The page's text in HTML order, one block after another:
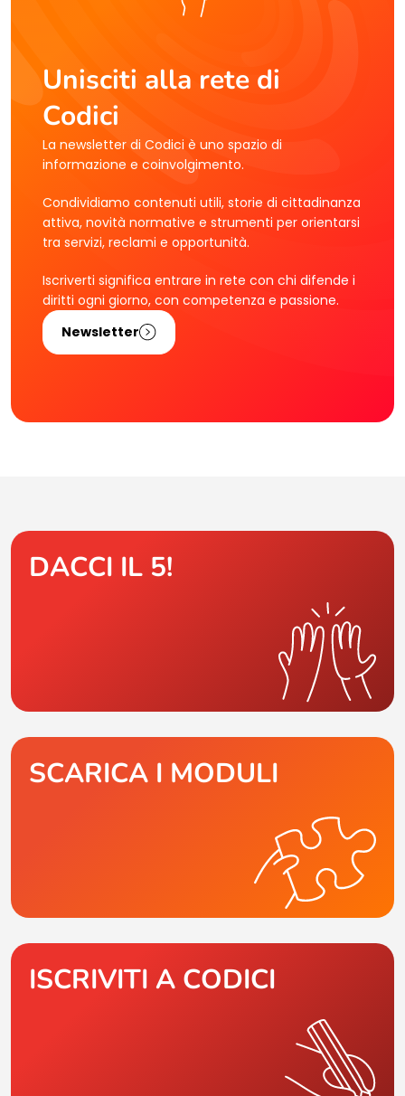
Unisciti alla rete di
Codici
La newsletter di Codici è uno spazio di
informazione e coinvolgimento.
Condividiamo contenuti utili, storie di cittadinanza
attiva, novità normative e strumenti per orientarsi
tra servizi, reclami e opportunità.
Iscriverti significa entrare in rete con chi difende i
diritti ogni giorno, con competenza e passione.
Newsletter
DACCI IL 5!
SCARICA I MODULI
ISCRIVITI A CODICI